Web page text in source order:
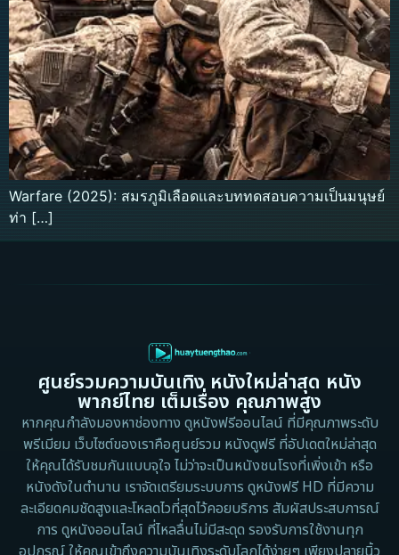
Warfare (2025): สมรภูมิเลือดและบททดสอบความเป็นมนุษย์
ท่า […]
ศูนย์รวมความบันเทิง หนังใหม่ล่าสุด หนัง
พากย์ไทย เต็มเรื่อง คุณภาพสูง
หากคุณกำลังมองหาช่องทาง ดูหนังฟรีออนไลน์ ที่มีคุณภาพระดับ
พรีเมียม เว็บไซต์ของเราคือศูนย์รวม หนังดูฟรี ที่อัปเดตใหม่ล่าสุด
ให้คุณได้รับชมกันแบบจุใจ ไม่ว่าจะเป็นหนังชนโรงที่เพิ่งเข้า หรือ
หนังดังในตำนาน เราจัดเตรียมระบบการ ดูหนังฟรี HD ที่มีความ
ละเอียดคมชัดสูงและโหลดไวที่สุดไว้คอยบริการ สัมผัสประสบการณ์
การ ดูหนังออนไลน์ ที่ไหลลื่นไม่มีสะดุด รองรับการใช้งานทุก